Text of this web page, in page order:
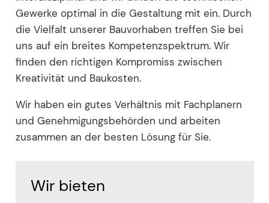
Gewerke optimal in die Gestaltung mit ein. Durch
die Vielfalt unserer Bauvorhaben treffen Sie bei
uns auf ein breites Kompetenzspektrum. Wir
finden den richtigen Kompromiss zwischen
Kreativität und Baukosten.
Wir haben ein gutes Verhältnis mit Fachplanern
und Genehmigungsbehörden und arbeiten
zusammen an der besten Lösung für Sie.
Wir bieten